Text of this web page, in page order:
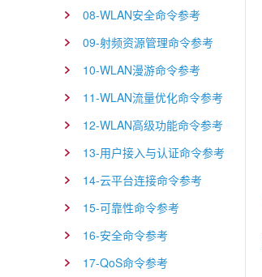
08-WLAN安全命令参考
09-射频资源管理命令参考
10-WLAN漫游命令参考
11-WLAN流量优化命令参考
12-WLAN高级功能命令参考
13-用户接入与认证命令参考
14-云平台连接命令参考
15-可靠性命令参考
16-安全命令参考
17-QoS命令参考